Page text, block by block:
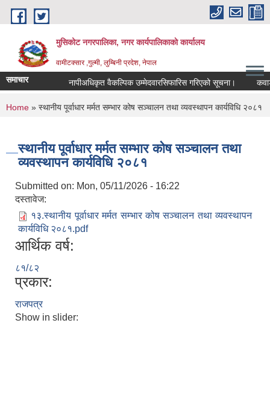
Skip to main content
मुसिकोट नगरपालिका, नगर कार्यपालिकाकाे कार्यालय
वामीटक्सार ,गुल्मी, लुम्बिनी प्रदेश, नेपाल
समाचार नापीअधिकृत वैकल्पिक उम्मेदवारसिफारिस गरिएको सूचना। कवाडी
You are here
Home » स्थानीय पूर्वाधार मर्मत सम्भार कोष सञ्चालन तथा व्यवस्थापन कार्यविधि २०८१
स्थानीय पूर्वाधार मर्मत सम्भार कोष सञ्चालन तथा
व्यवस्थापन कार्यविधि २०८१
Submitted on: Mon, 05/11/2026 - 16:22
दस्तावेज:
१३.स्थानीय पूर्वाधार मर्मत सम्भार कोष सञ्चालन तथा व्यवस्थापन
कार्यविधि २०८१.pdf
आर्थिक वर्ष:
८१/८२
प्रकार:
राजपत्र
Show in slider: